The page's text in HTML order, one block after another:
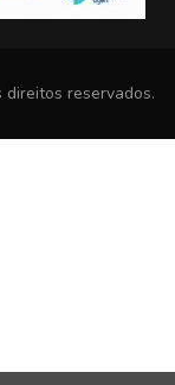
reservados.